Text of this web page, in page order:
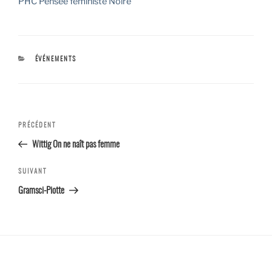
CATÉGORIES
ÉVÉNEMENTS
Navigation
de l’article
Article
précédent
PRÉCÉDENT
Wittig On ne naît pas femme
Article
suivant
SUIVANT
Gramsci-Piotte